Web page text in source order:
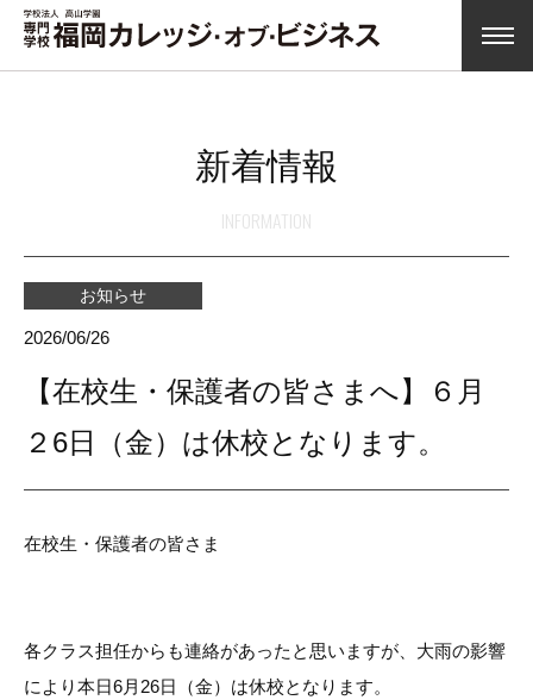
新着情報
INFORMATION
お知らせ
2026/06/26
【在校生・保護者の皆さまへ】６月
２6日（金）は休校となります。
在校生・保護者の皆さま
各クラス担任からも連絡があったと思いますが、大雨の影響
により本日6月26日（金）は休校となります。